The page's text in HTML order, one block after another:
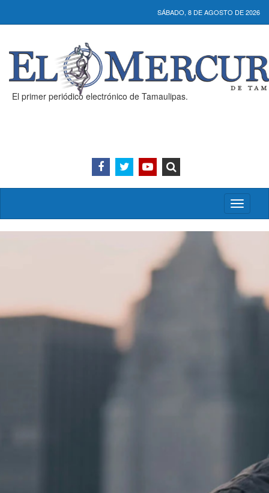
SÁBADO, 8 DE AGOSTO DE 2026
El primer periódico electrónico de Tamaulipas.
Activar/
menú